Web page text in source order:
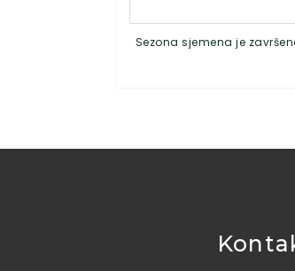
Sezona sjemena je